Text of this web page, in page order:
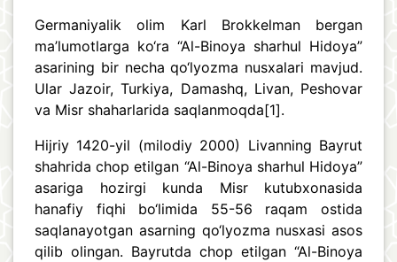
Germaniyalik olim Karl Brokkelman bergan
ma’lumotlarga ko‘ra “Al-Binoya sharhul Hidoya”
asarining bir necha qo‘lyozma nusxalari mavjud.
Ular Jazoir, Turkiya, Damashq, Livan, Peshovar
va Misr shaharlarida saqlanmoqda[1].
Hijriy 1420-yil (milodiy 2000) Livanning Bayrut
shahrida chop etilgan “Al-Binoya sharhul Hidoya”
asariga hozirgi kunda Misr kutubxonasida
hanafiy fiqhi bo‘limida 55-56 raqam ostida
saqlanayotgan asarning qo‘lyozma nusxasi asos
qilib olingan. Bayrutda chop etilgan “Al-Binoya